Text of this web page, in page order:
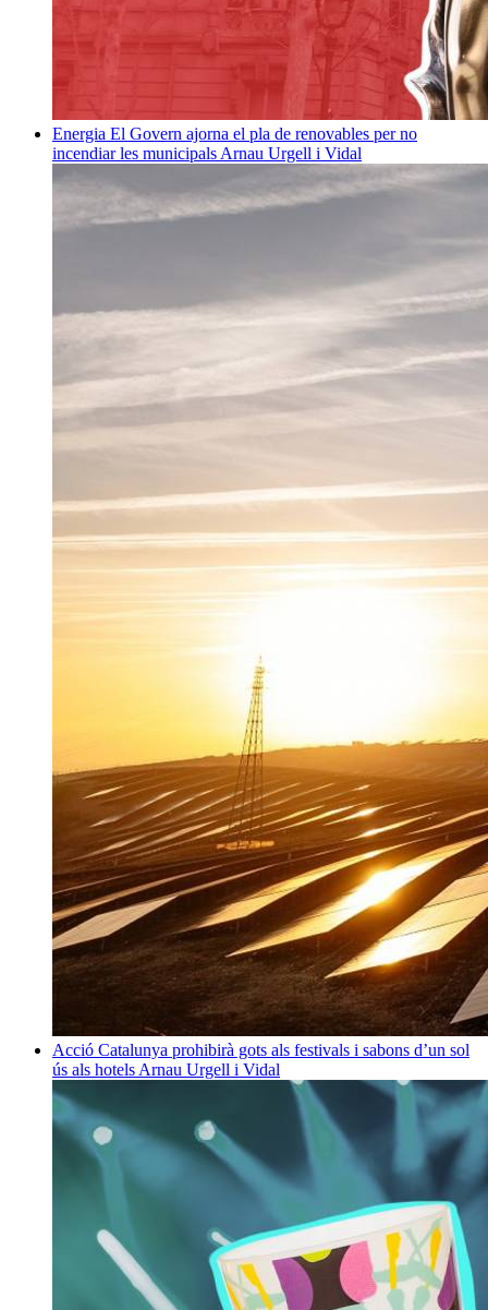
Energia El Govern ajorna el pla de renovables per no
incendiar les municipals Arnau Urgell i Vidal
Acció Catalunya prohibirà gots als festivals i sabons d’un sol
ús als hotels Arnau Urgell i Vidal